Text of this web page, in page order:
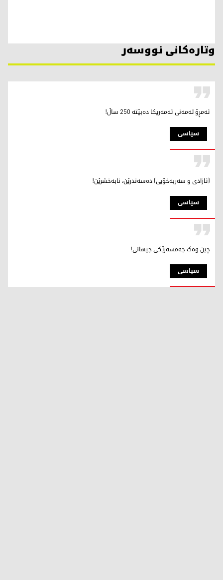
وتارەکانی نووسەر
سیاسی
ئەمڕۆ تەمەنی ئەمەریکا دەبێتە 250 ساڵ!
سیاسی
(ئازادی و سەربەخۆیی) دەسەندرێن، نابەخشرێن!
سیاسی
چین وەک جەمسەرێکی جیهانی!